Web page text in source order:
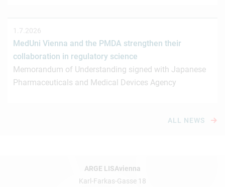
1.7.2026
MedUni Vienna and the PMDA strengthen their
collaboration in regulatory science
Memorandum of Understanding signed with Japanese
Pharmaceuticals and Medical Devices Agency
ALL NEWS
ARGE LISAvienna
Karl-Farkas-Gasse 18